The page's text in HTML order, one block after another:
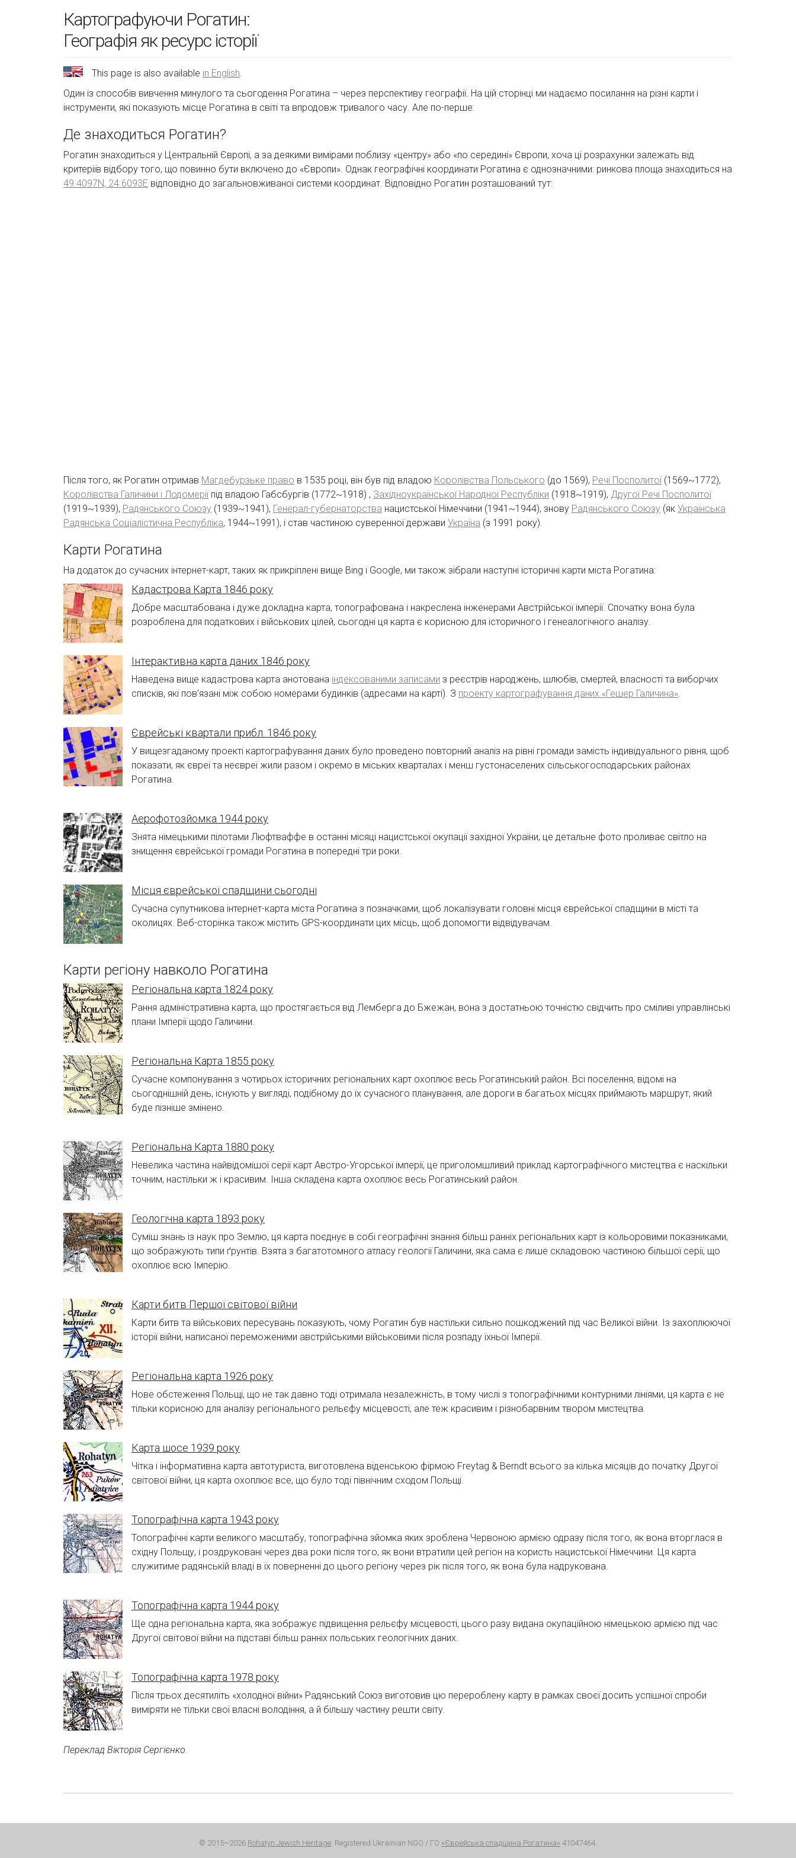
Картографуючи Рогатин:
Географія як ресурс історії
This page is also available in English.
Один із способів вивчення минулого та сьогодення Рогатина – через перспективу географії. На цій сторінці ми надаємо посилання на різні карти і
інструменти, які показують місце Рогатина в світі та впродовж тривалого часу. Але по-перше:
Де знаходиться Рогатин?
Рогатин знаходиться у Центральній Європі, а за деякими вимірами поблизу «центру» або «по середині» Європи, хоча ці розрахунки залежать від
критеріїв відбору того, що повинно бути включено до «Європи». Однак географічні координати Рогатина є однозначними: ринкова площа знаходиться на
49.4097N, 24.6093E відповідно до загальновживаної системи координат. Відповідно Рогатин розташований тут:
Після того, як Рогатин отримав Магдебурзьке право в 1535 році, він був під владою Королівства Польського (до 1569), Речі Посполитої(1569~1772),
Королівства Галичини і Лодомеріїпід владою Габсбургів (1772~1918) , Західноукраїнської Народної Республіки (1918~1919), Другої Речі Посполитої
(1919~1939), Радянського Союзу (1939~1941), Генерал-губернаторства нацистської Німеччини (1941~1944), знову Радянського Союзу (як Українська
Радянська Соціалістична Республіка, 1944~1991), і став частиною суверенної держави Україна (з 1991 року).
Карти Рогатина
На додаток до сучасних інтернет-карт, таких як прикріплені вище Bing і Google, ми також зібрали наступні історичні карти міста Рогатина:
Кадастрова Карта 1846 року
Добре масштабована і дуже докладна карта, топографована і накреслена інженерами Австрійської імперії. Спочатку вона була
розроблена для податкових і військових цілей, сьогодні ця карта є корисною для історичного і генеалогічного аналізу.
Інтерактивна карта даних 1846 року
Наведена вище кадастрова карта анотована індексованими записами з реєстрів народжень, шлюбів, смертей, власності та виборчих
списків, які пов’язані між собою номерами будинків (адресами на карті). З проекту картографування даних «Гешер Галичина».
Єврейські квартали прибл. 1846 року
У вищезгаданому проекті картографування даних було проведено повторний аналіз на рівні громади замість індивідуального рівня, щоб
показати, як євреї та неєвреї жили разом і окремо в міських кварталах і менш густонаселених сільськогосподарських районах
Рогатина.
Аерофотозйомка 1944 року
Знята німецькими пілотами Люфтваффе в останні місяці нацистської окупації західної України, це детальне фото проливає світло на
знищення єврейської громади Рогатина в попередні три роки.
Місця єврейської спадщини сьогодні
Сучасна супутникова інтернет-карта міста Рогатина з позначками, щоб локалізувати головні місця єврейської спадщини в місті та
околицях. Веб-сторінка також містить GPS-координати цих місць, щоб допомогти відвідувачам.
Карти регіону навколо Рогатина
Регіональна карта 1824 року
Рання адміністративна карта, що простягається від Лемберга до Бжежан, вона з достатньою точністю свідчить про сміливі управлінські
плани Імперії щодо Галичини.
Регіональна Карта 1855 року
Сучасне компонування з чотирьох історичних регіональних карт охоплює весь Рогатинський район. Всі поселення, відомі на
сьогоднішній день, існують у вигляді, подібному до їх сучасного планування, але дороги в багатьох місцях приймають маршрут, який
буде пізніше змінено.
Регіональна Карта 1880 року
Невелика частина найвідомішої серії карт Австро-Угорської імперії, це приголомшливий приклад картографічного мистецтва є наскільки
точним, настільки ж і красивим. Інша складена карта охоплює весь Рогатинський район.
Геологічна карта 1893 року
Суміш знань із наук про Землю, ця карта поєднує в собі географічні знання більш ранніх регіональних карт із кольоровими показниками,
що зображують типи ґрунтів. Взята з багатотомного атласу геології Галичини, яка сама є лише складовою частиною більшої серії, що
охоплює всю Імперію.
Карти битв Першої світової війни
Карти битв та військових пересувань показують, чому Рогатин був настільки сильно пошкоджений під час Великої війни. Із захоплюючої
історії війни, написаної переможеними австрійськими військовими після розпаду їхньої Імперії.
Регіональна карта 1926 року
Нове обстеження Польщі, що не так давно тоді отримала незалежність, в тому числі з топографічними контурними лініями, ця карта є не
тільки корисною для аналізу регіонального рельєфу місцевості, але теж красивим і різнобарвним твором мистецтва.
Карта шосе 1939 року
Чітка і інформативна карта автотуриста, виготовлена віденською фірмою Freytag & Berndt всього за кілька місяців до початку Другої
світової війни, ця карта охоплює все, що було тоді північним сходом Польщі.
Топографічна карта 1943 року
Топографічні карти великого масштабу, топографічна зйомка яких зроблена Червоною армією одразу після того, як вона вторглася в
східну Польщу, і роздруковані через два роки після того, як вони втратили цей регіон на користь нацистської Німеччини. Ця карта
служитиме радянській владі в їх поверненні до цього регіону через рік після того, як вона була надрукована.
Топографічна карта 1944 року
Ще одна регіональна карта, яка зображує підвищення рельєфу місцевості, цього разу видана окупаційною німецькою армією під час
Другої світової війни на підставі більш ранніх польських геологічних даних.
Топографічна карта 1978 року
Після трьох десятиліть «холодної війни» Радянський Союз виготовив цю перероблену карту в рамках своєї досить успішної спроби
виміряти не тільки свої власні володіння, а й більшу частину решти світу.
Переклад Вікторія Сергієнко.
© 2015~2026 Rohatyn Jewish Heritage. Registered Ukrainian NGO / ГО «Єврейська спадщина Рогатина» 41047464.